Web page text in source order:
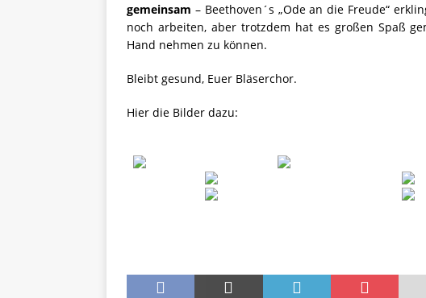
gemeinsam – Beethoven´s „Ode an die Freude“
noch arbeiten, aber trotzdem hat es großen Spaß
Hand nehmen zu können.
Bleibt gesund, Euer Bläserchor.
Hier die Bilder dazu: